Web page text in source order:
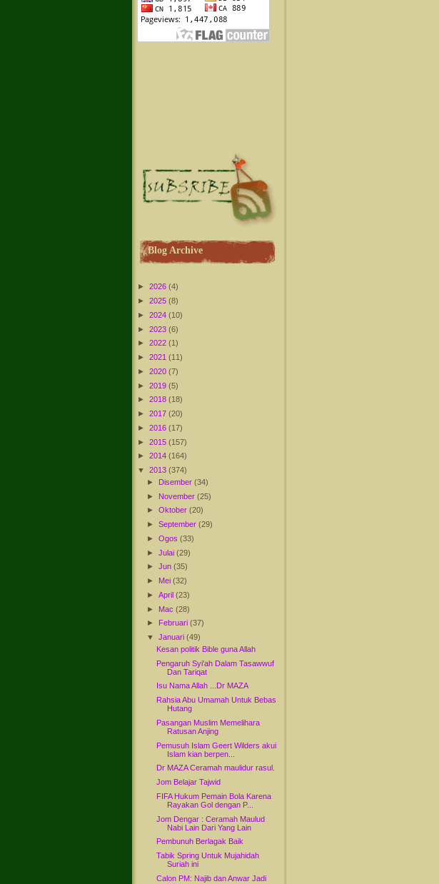
Blog Archive
► 2026 (4)
► 2025 (8)
► 2024 (10)
► 2023 (6)
► 2022 (1)
► 2021 (11)
► 2020 (7)
► 2019 (5)
► 2018 (18)
► 2017 (20)
► 2016 (17)
► 2015 (157)
► 2014 (164)
▼
2013 (374)
► Disember(34)
► November(25)
►Oktober(20)
►September(29)
►Ogos(33)
►Julai(29)
►Jun(35)
► Mei(32)
►April(23)
► Mac(28)
►
Februari(37)
▼
Januari(49)
Kesan politik Bible guna Allah
Pengaruh Syi'ah Dalam Tasawwuf
Dan Tariqat
Isu Nama Allah ...Dr MAZA
Rahsia Abu Umamah Untuk Bebas
Hutang
Pasangan Muslim Memelihara
Ratusan Anjing
Pemusuh Islam Geert Wilders akui
Islam kian berpen...
Dr MAZA Ceramah maulidur rasul.
Jom Belajar Tajwid
FIFA Hukum Pemain Bola Karena
Rayakan Gol dengan P...
Jom Dengar : Ceramah Maulud
Nabi Lain Dari Yang Lain
Pembunuh Berlagak Baik
Tabik Spring Untuk Mujahidah
Suriah ini
Calon PM: Najib dan Anwar Jadi